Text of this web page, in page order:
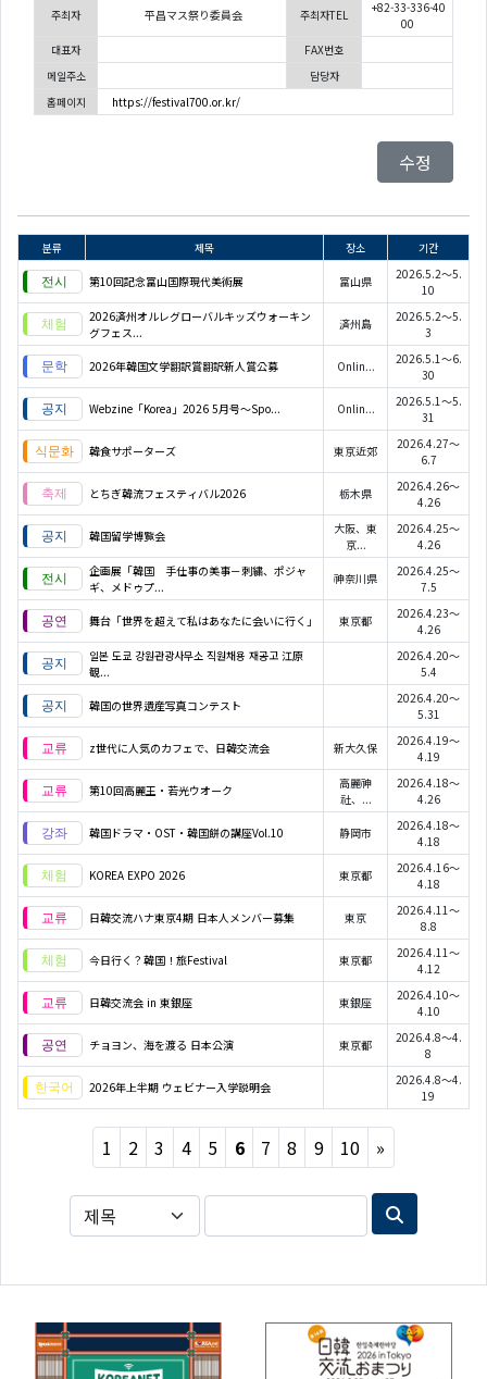
주최자 平昌マス祭り委員会 주최자TEL
+82-33-336-40
00
대표자
FAX번호
메일주소
담당자
홈페이지
https://festival700.or.kr/
수정
분류 제목 장소 기간
第10回記念富山国際現代美術展 富山県
2026.5.2～5.
10
2026済州オルレグローバルキッズウォーキン
グフェス...
済州島
2026.5.2～5.
3
2026年韓国文学翻訳賞翻訳新人賞公募 Onlin...
2026.5.1～6.
30
Webzine「Korea」2026 5月号～Spo... Onlin...
2026.5.1～5.
31
韓食サポーターズ 東京近郊
2026.4.27～
6.7
とちぎ韓流フェスティバル2026 栃木県
2026.4.26～
4.26
韓国留学博覧会
大阪、東
京...
2026.4.25～
4.26
企画展「韓国 手仕事の美事－刺繍、ポジャ
ギ、メドゥプ...
神奈川県
2026.4.25～
7.5
舞台「世界を超えて私はあなたに会いに行く」 東京都
2026.4.23～
4.26
일본 도쿄 강원관광사무소 직원채용 재공고 江原
観...
2026.4.20～
5.4
韓国の世界遺産写真コンテスト
2026.4.20～
5.31
z世代に人気のカフェで、日韓交流会 新大久保
2026.4.19～
4.19
第10回高麗王・若光ウオーク
高麗神
社、...
2026.4.18～
4.26
韓国ドラマ・OST・韓国餅の講座Vol.10 静岡市
2026.4.18～
4.18
KOREA EXPO 2026 東京都
2026.4.16～
4.18
日韓交流ハナ東京4期 日本人メンバー募集 東京
2026.4.11～
8.8
今日行く？韓国！旅Festival 東京都
2026.4.11～
4.12
日韓交流会 in 東銀座 東銀座
2026.4.10～
4.10
チョヨン、海を渡る 日本公演 東京都
2026.4.8～4.
8
2026年上半期 ウェビナー入学説明会
2026.4.8～4.
19
1 2 3 4 5 6 7 8 9 10 »